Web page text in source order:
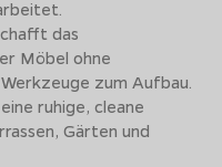
das
Möbel ohne
zum Aufbau.
ruhige, cleane
Gärten und